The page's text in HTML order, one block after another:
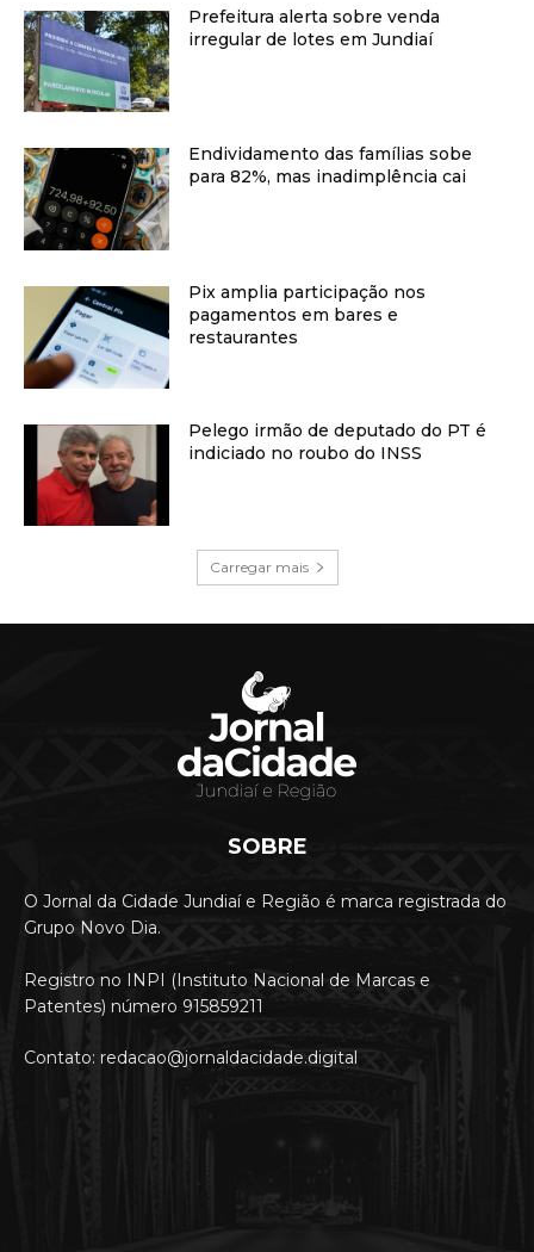
Prefeitura alerta sobre venda
irregular de lotes em Jundiaí
Endividamento das famílias sobe
para 82%, mas inadimplência cai
Pix amplia participação nos
pagamentos em bares e
restaurantes
Pelego irmão de deputado do PT é
indiciado no roubo do INSS
Carregar mais
SOBRE
O Jornal da Cidade Jundiaí e Região é marca registrada do
Grupo Novo Dia.
Registro no INPI (Instituto Nacional de Marcas e
Patentes) número 915859211
Contato: redacao@jornaldacidade.digital